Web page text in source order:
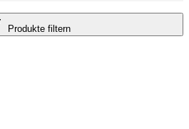
Produkte filtern